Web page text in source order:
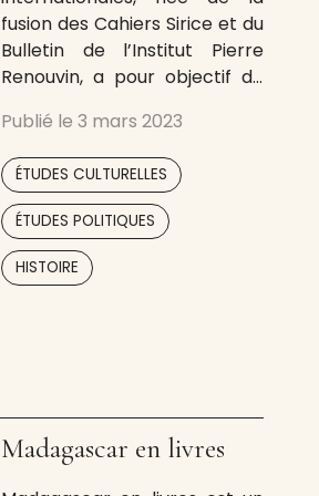
fusion des Cahiers Sirice et du
Bulletin de l’Institut Pierre
Renouvin, a pour objectif de
l’international des travaux de
SIRICE, Unité mixte de
recherche CNRS, université
Paris 1 Panthéon-Sorbonne et
Sorbonne université. Ce
laboratoire, fondé en 2002 à
l’initiative des professeurs
Publié le 3 mars 2023
ÉTUDES CULTURELLES
ÉTUDES POLITIQUES
HISTOIRE
Madagascar en livres